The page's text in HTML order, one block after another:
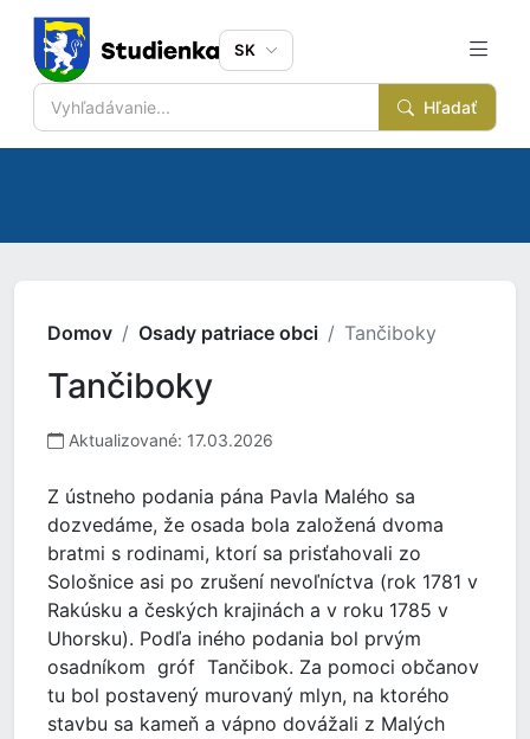
Hľadať
SK
Domov Osady patriace obci Tančiboky
Tančiboky
Aktualizované: 17.03.2026
Z ústneho podania pána Pavla Malého sa
dozvedáme, že osada bola založená dvoma
bratmi s rodinami, ktorí sa prisťahovali zo
Sološnice asi po zrušení nevoľníctva (rok 1781 v
Rakúsku a českých krajinách a v roku 1785 v
Uhorsku). Podľa iného podania bol prvým
osadníkom gróf Tančibok. Za pomoci občanov
tu bol postavený murovaný mlyn, na ktorého
stavbu sa kameň a vápno dovážali z Malých